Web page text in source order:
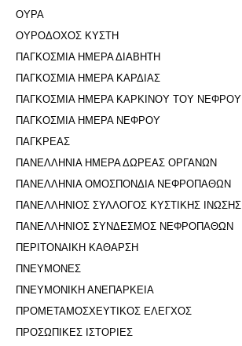
ΟΥΡΑ
ΟΥΡΟΔΟΧΟΣ ΚΥΣΤΗ
ΠΑΓΚΟΣΜΙΑ ΗΜΕΡΑ ΔΙΑΒΗΤΗ
ΠΑΓΚΟΣΜΙΑ ΗΜΕΡΑ ΚΑΡΔΙΑΣ
ΠΑΓΚΟΣΜΙΑ ΗΜΕΡΑ ΚΑΡΚΙΝΟΥ ΤΟΥ ΝΕΦΡΟΥ
ΠΑΓΚΟΣΜΙΑ ΗΜΕΡΑ ΝΕΦΡΟΥ
ΠΑΓΚΡΕΑΣ
ΠΑΝΕΛΛΗΝΙΑ ΗΜΕΡΑ ΔΩΡΕΑΣ ΟΡΓΑΝΩΝ
ΠΑΝΕΛΛΗΝΙΑ ΟΜΟΣΠΟΝΔΙΑ ΝΕΦΡΟΠΑΘΩΝ
ΠΑΝΕΛΛΗΝΙΟΣ ΣΥΛΛΟΓΟΣ ΚΥΣΤΙΚΗΣ ΙΝΩΣΗΣ
ΠΑΝΕΛΛΗΝΙΟΣ ΣΥΝΔΕΣΜΟΣ ΝΕΦΡΟΠΑΘΩΝ
ΠΕΡΙΤΟΝΑΙΚΗ ΚΑΘΑΡΣΗ
ΠΝΕΥΜΟΝΕΣ
ΠΝΕΥΜΟΝΙΚΗ ΑΝΕΠΑΡΚΕΙΑ
ΠΡΟΜΕΤΑΜΟΣΧΕΥΤΙΚΟΣ ΕΛΕΓΧΟΣ
ΠΡΟΣΩΠΙΚΕΣ ΙΣΤΟΡΙΕΣ